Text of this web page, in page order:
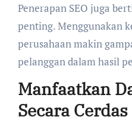
Penerapan SEO juga
penting. Menggunakan
perusahaan makin
pelanggan dalam hasil
Manfaatkan
Secara Cerdas